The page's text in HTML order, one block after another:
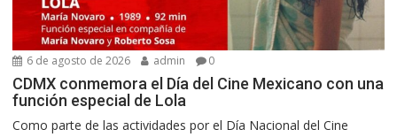
6 de agosto de 2026 admin 0
CDMX conmemora el Día del Cine Mexicano con una
función especial de Lola
Como parte de las actividades por el Día Nacional del Cine